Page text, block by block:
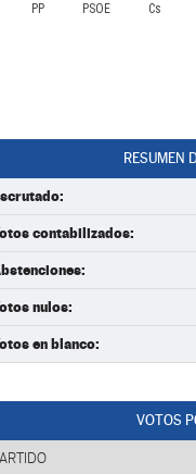
PP PSOE Cs
RESUMEN
contabilizados:
nulos:
en blanco:
VOTOS